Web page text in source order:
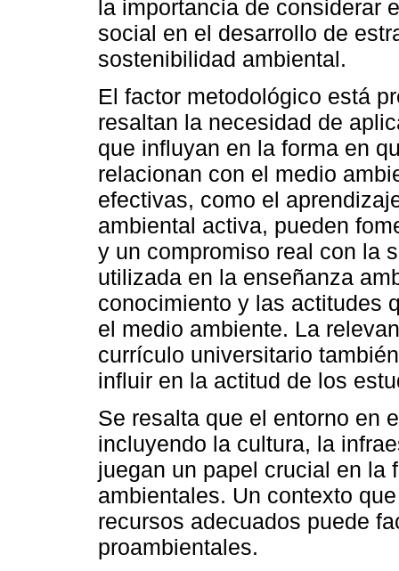
la importancia de considerar
social en el desarrollo de
sostenibilidad ambiental.
El factor metodológico está
resaltan la necesidad de
que influyan en la forma en
relacionan con el medio
efectivas, como el
ambiental activa, pueden
y un compromiso real con la
utilizada en la enseñanza
conocimiento y las actitudes
el medio ambiente. La
currículo universitario
influir en la actitud de los
Se resalta que el entorno en
incluyendo la cultura, la
juegan un papel crucial en la
ambientales. Un contexto
recursos adecuados puede
proambientales.